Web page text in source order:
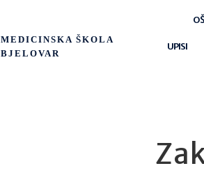
MEDICINSKA ŠKOLA
BJELOVAR
O
UPISI